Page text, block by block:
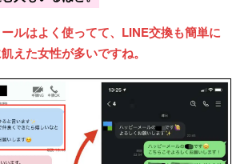
ルはよく使ってて、LINE交換も簡単に
えた女性が多いですね。